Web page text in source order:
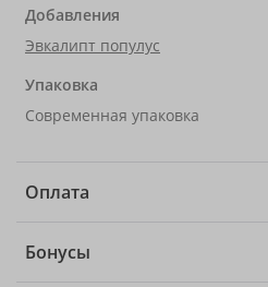
Добавления
Эвкалипт популус
Упаковка
Современная упаковка
Оплата
Бонусы